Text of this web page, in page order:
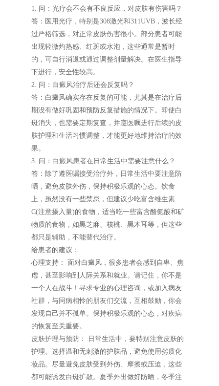
1. 问：光疗会不会有不良反应，对皮肤有伤害吗？
答：医用光疗，特别是308激光和311UVB，波长经
过严格筛选，对正常皮肤伤害很小。部分患者可能
出现轻微灼热感、红斑或水泡，这些通常是暂时
的，可自行消退或通过调整剂量解决。在医生指导
下进行，安全性较高。
2. 问：白癜风治疗后还会反复吗？
答：白癜风确实存在反复的可能，尤其是在治疗后
期没有做好巩固和预防反复措施的情况下。即使白
斑消失，也需要定期复查，并遵医嘱进行后续的皮
肤护理和生活习惯调整，才能更好地维持治疗的效
果。
3. 问：白癜风患者在日常生活中需要注意什么？
答：除了遵医嘱接受治疗外，日常生活中要注意防
晒，避免皮肤外伤，保持积极乐观的心态。饮食
上，虽然没有一些禁忌，但建议少吃富含维生素
C(注意摄入量)的食物，适当吃一些富含酪氨酸和矿
物质的食物，如黑芝麻、核桃、黑木耳等，但这些
都只是辅助，不能替代治疗。
给患者的建议：
心理支持： 面对白癜风，很多患者会感到自卑、焦
虑，甚至影响到人际关系和就业。请记住，你不是
一个人在战斗！寻求专业的心理咨询，或加入病友
社群，与同病相怜的朋友们交流，互相鼓励，你会
发现自己并不孤单。保持积极乐观的心态，对疾病
的恢复至关重要。
皮肤护理与预防： 日常生活中，要特别注意皮肤的
护理。选择温和无刺激的护肤品，避免使用劣质化
妆品。尽量避免皮肤受到外伤、摩擦或压迫，这些
都可能诱发白斑扩散。夏季外出做好防晒，冬季注